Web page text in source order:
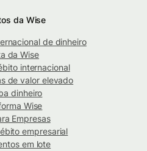
da Wise
de dinheiro
da Wise
internacional
de valor elevado
dinheiro
Wise
Empresas
empresarial
em lote